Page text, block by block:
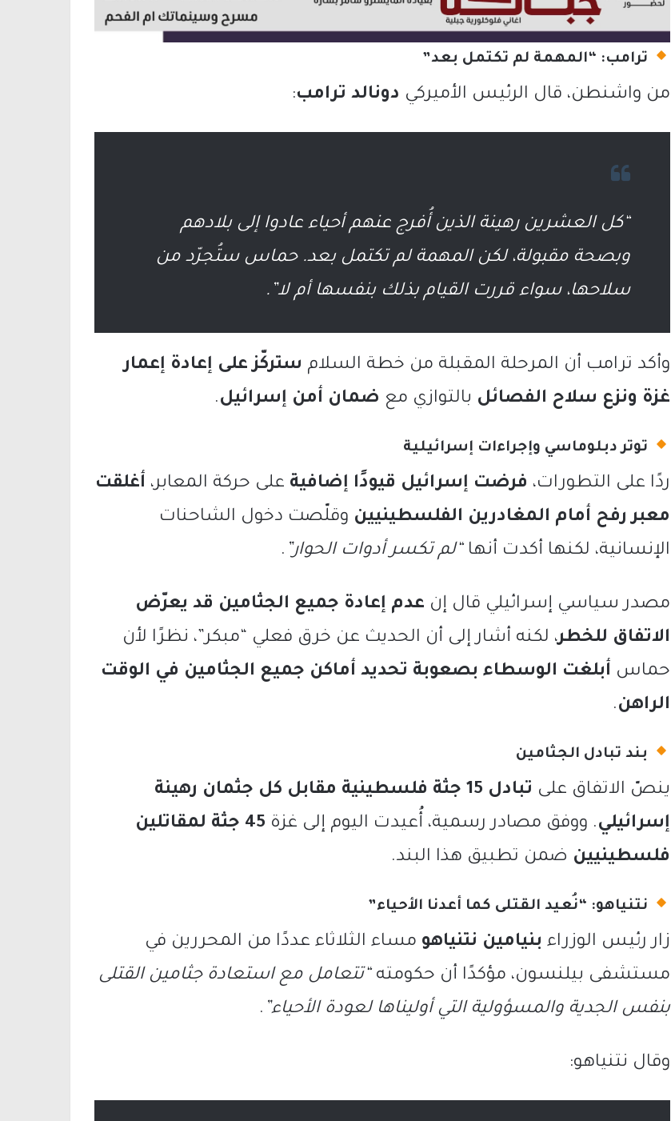
ترامب: “المهمة لم تكتمل بعد”
من واشنطن، قال الرئيس الأميركي دونالد ترامب:
“كل العشرين رهينة الذين أُفرج عنهم أحياء عادوا إلى بلادهم
وبصحة مقبولة، لكن المهمة لم تكتمل بعد. حماس ستُجرّد من
سلاحها، سواء قررت القيام بذلك بنفسها أم لا”.
وأكد ترامب أن المرحلة المقبلة من خطة السلام ستركّز على إعادة إعمار
غزة ونزع سلاح الفصائل بالتوازي مع ضمان أمن إسرائيل.
توتر دبلوماسي وإجراءات إسرائيلية
ردًا على التطورات، فرضت إسرائيل قيودًا إضافية على حركة المعابر، أغلقت
معبر رفح أمام المغادرين الفلسطينيين وقلّصت دخول الشاحنات
الإنسانية، لكنها أكدت أنها“لم تكسر أدوات الحوار” .
مصدر سياسي إسرائيلي قال إن عدم إعادة جميع الجثامين قد يعرّض
الاتفاق للخطر، لكنه أشار إلى أن الحديث عن خرق فعلي “مبكر”، نظرًا لأن
حماس أبلغت الوسطاء بصعوبة تحديد أماكن جميع الجثامين في الوقت
الراهن.
بند تبادل الجثامين
ينصّ الاتفاق على
تبادل 15 جثة فلسطينية مقابل كل جثمان رهينة
إسرائيلي. ووفق مصادر رسمية، أُعيدت اليوم إلى غزة
45 جثة لمقاتلين
فلسطينيين ضمن تطبيق هذا البند.
نتنياهو: “نُعيد القتلى كما أعدنا الأحياء”
زار رئيس الوزراء بنيامين نتنياهو مساء الثلاثاء عددًا من المحررين في
مستشفى بيلنسون، مؤكدًا أن حكومته“تتعامل مع استعادة جثامين القتلى
بنفس الجدية والمسؤولية التي أوليناها لعودة الأحياء” .
وقال نتنياهو: